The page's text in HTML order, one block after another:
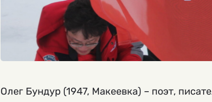
Олег Бундур (1947, Макеевка) – поэт,